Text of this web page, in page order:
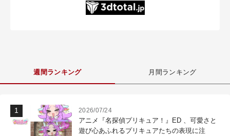
週間ランキング 月間ランキング
2026/07/24
アニメ『名探偵プリキュア！』ED 、可愛さと
遊び心あふれるプリキュアたちの表現に注